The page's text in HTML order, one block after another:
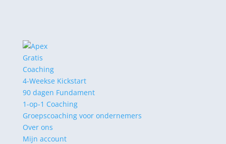
Gratis
Coaching
4-Weekse Kickstart
90 dagen Fundament
1-op-1 Coaching
Groepscoaching voor ondernemers
Over ons
Mijn account